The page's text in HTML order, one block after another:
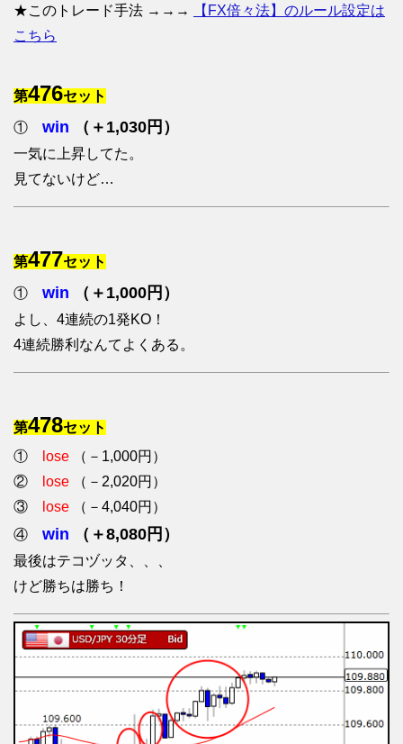
★このトレード手法 →→→
【FX倍々法】のルール設定は
こちら
第476セット
① win （＋1,030円）
一気に上昇してた。
見てないけど…
第477セット
① win （＋1,000円）
よし、4連続の1発KO！
4連続勝利なんてよくある。
第478セット
①
lose （－1,000円）
②
lose （－2,020円）
③
lose （－4,040円）
④ win （＋8,080円）
最後はテコヅッタ、、、
けど勝ちは勝ち！